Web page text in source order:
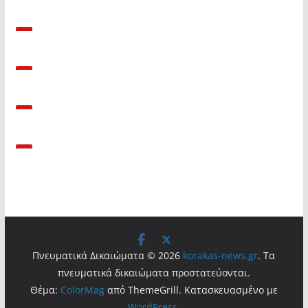
Πνευματικά Δικαιώματα © 2026 korakas-news.gr. Τα
πνευματικά δικαιώματα προστατεύονται.
Θέμα: ColorMagαπό ThemeGrill. Κατασκευασμένο με